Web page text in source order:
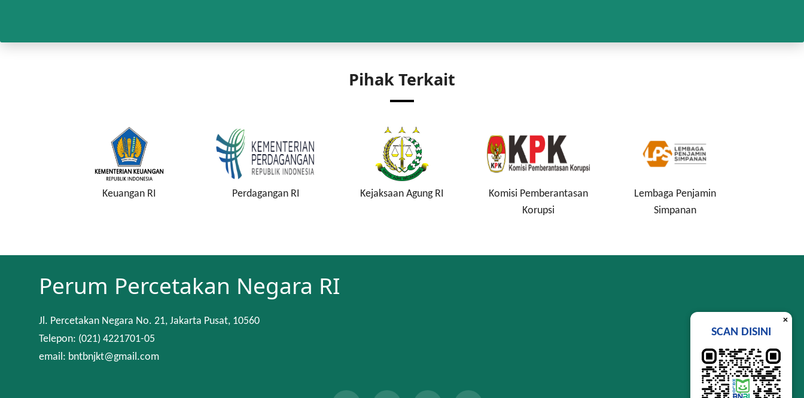
Pihak Terkait
Keuangan RI Perdagangan RI Kejaksaan Agung RI
Komisi Pemberantasan
Korupsi
Lembaga Penjamin
Simpanan
Perum Percetakan Negara RI
Jl. Percetakan Negara No. 21, Jakarta Pusat, 10560
Telepon: (021) 4221701-05
email: bntbnjkt@gmail.com
×
SCAN DISINI